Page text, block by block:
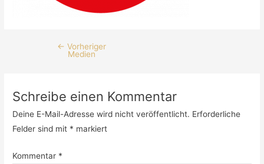
← Vorheriger
Medien
Schreibe einen Kommentar
Deine E-Mail-Adresse wird nicht veröffentlicht. Erforderliche
Felder sind mit * markiert
Kommentar *